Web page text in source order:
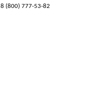
8 (800) 777-53-82